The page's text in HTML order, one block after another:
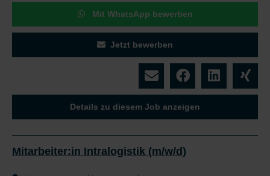
Mit WhatsApp bewerben
Jetzt bewerben
Details zu diesem Job anzeigen
Mitarbeiter:in Intralogistik (m/w/d)